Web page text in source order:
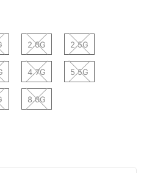
2.0G 2.5G
4.7G 5.5G
8.0G